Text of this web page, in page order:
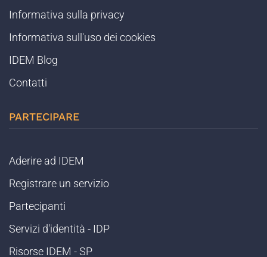
Informativa sulla privacy
Informativa sull'uso dei cookies
IDEM Blog
Contatti
PARTECIPARE
Aderire ad IDEM
Registrare un servizio
Partecipanti
Servizi d'identità - IDP
Risorse IDEM - SP